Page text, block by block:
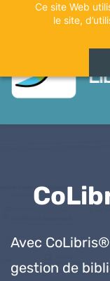
Ce site Web
le site,
Accéder
Avec
gestion de